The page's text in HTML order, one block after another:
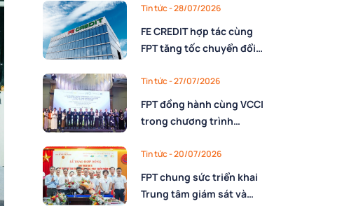
nền tảng AI
Tin tức- 28/07/2026
FE CREDIT hợp tác cùng
FPT tăng tốc chuyển đổi
nhân lực
Tin tức- 27/07/2026
FPT đồng hành cùng VCCI
trong chương trình
nguyên mới
Tin tức- 20/07/2026
FPT chung sức triển khai
Trung tâm giám sát và